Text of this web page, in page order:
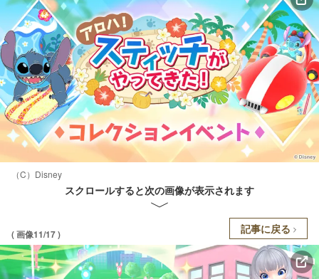
（C）Disney
スクロールすると次の画像が表示されます
( 画像11/17 ) 記事に戻る